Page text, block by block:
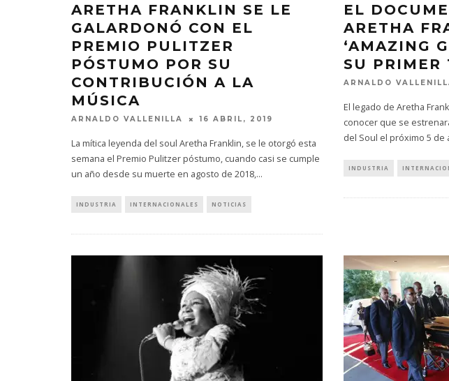
ARETHA FRANKLIN SE LE
GALARDONÓ CON EL
PREMIO PULITZER
PÓSTUMO POR SU
CONTRIBUCIÓN A LA
MÚSICA
ARNALDO VALLENILLA 16 ABRIL, 2019
La mítica leyenda del soul Aretha Franklin, se le otorgó esta
semana el Premio Pulitzer póstumo, cuando casi se cumple
un año desde su muerte en agosto de 2018,...
INDUSTRIA INTERNACIONALES NOTICIAS
EL
ARETHA
‘AMAZING
SU PRIMER
ARNALDO
El legado de Aretha
conocer que se
del Soul el próximo 5 de
INDUSTRIA